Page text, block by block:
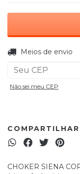
Entregas para o CEP:
Meios de envio
Não sei meu CEP
CHOKER SIENA